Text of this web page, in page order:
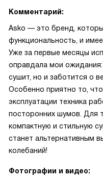
Комментарий:
Asko — это бренд,
функциональность, и
Уже за первые месяцы
оправдала мои
сушит, но и заботится о
Особенно приятно то,
эксплуатации техника
посторонних шумов. Для
компактную и стильную
станет альтернативным
колебаний!
Фотографии и видео: